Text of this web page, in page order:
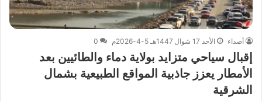
أصداء الأحد 17 شوال 1447هـ 5-4-2026م 0
إقبال سياحي متزايد بولاية دماء والطائيين بعد
الأمطار يعزز جاذبية المواقع الطبيعية بشمال
الشرقية